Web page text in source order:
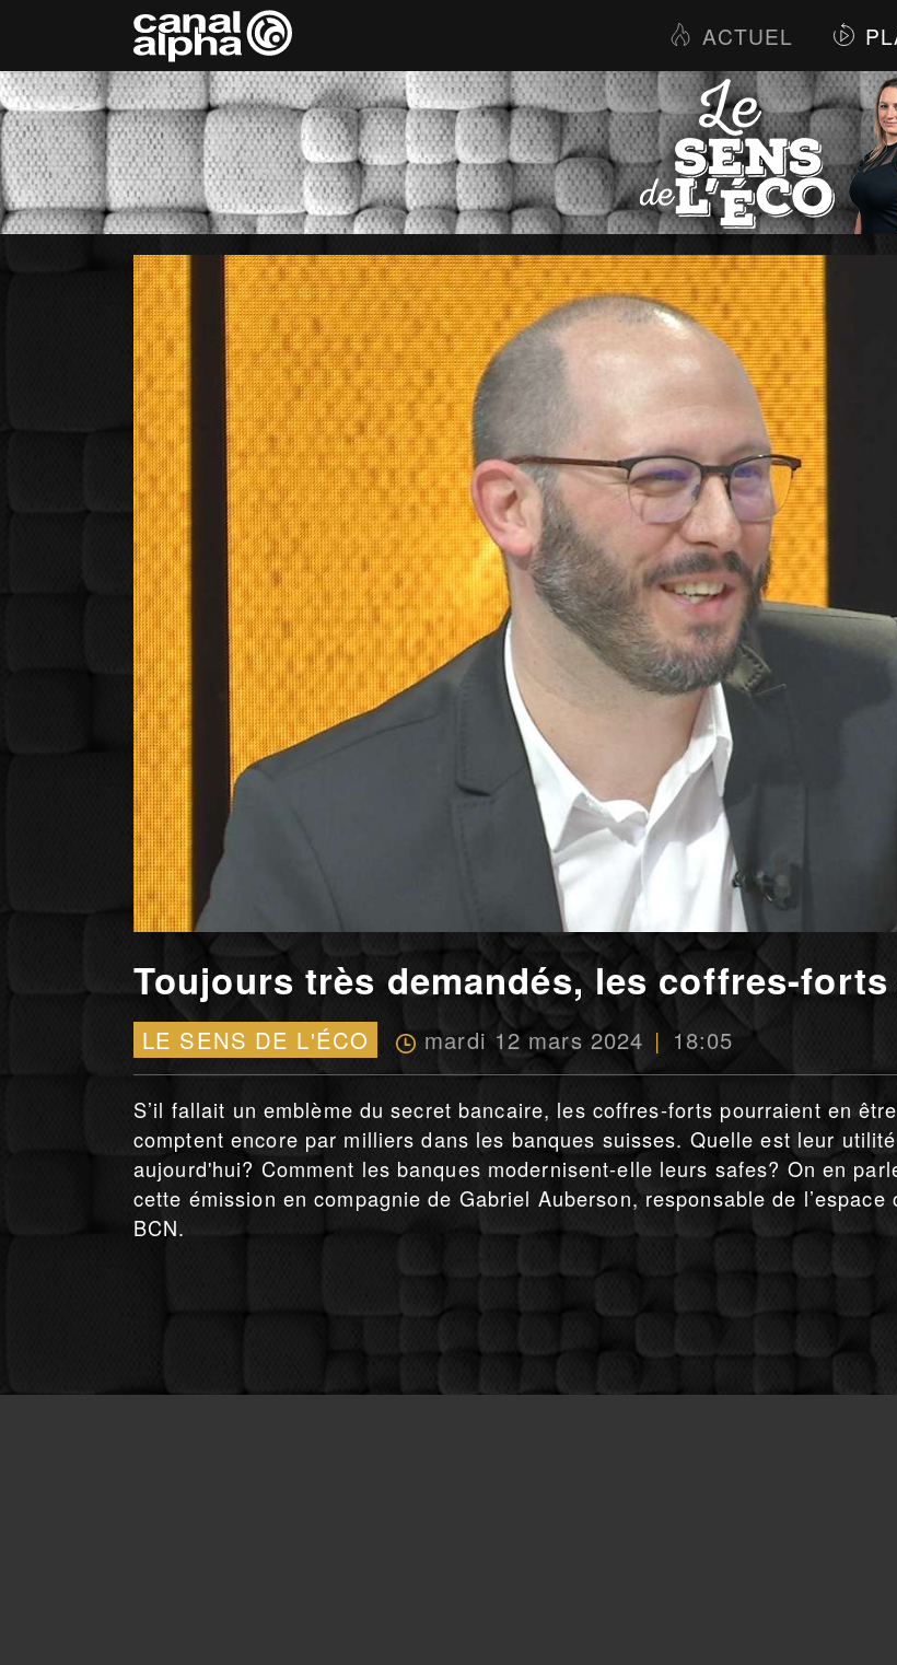
ACTUEL
Toujours très demandés, les coffres-
LE SENS DE L'ÉCO mardi 12 mars 2024 18:05
S’il fallait un emblème du secret bancaire, les coffres-forts pourraient en
comptent encore par milliers dans les banques suisses. Quelle est leur utilité
aujourd'hui? Comment les banques modernisent-elle leurs safes? On en
cette émission en compagnie de Gabriel Auberson, responsable de l’espace
BCN.